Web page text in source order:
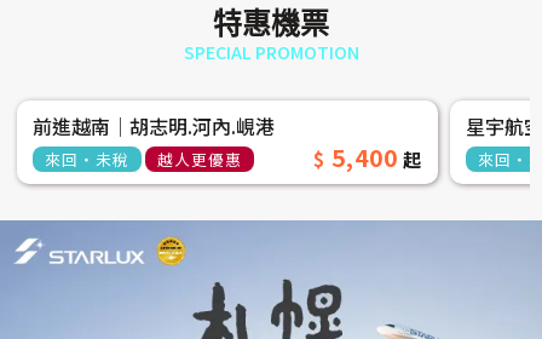
特惠機票
SPECIAL PROMOTION
前進越南│胡志明.河內.峴港
來回‧未稅 越人更優惠 5,400
星宇航
來回‧